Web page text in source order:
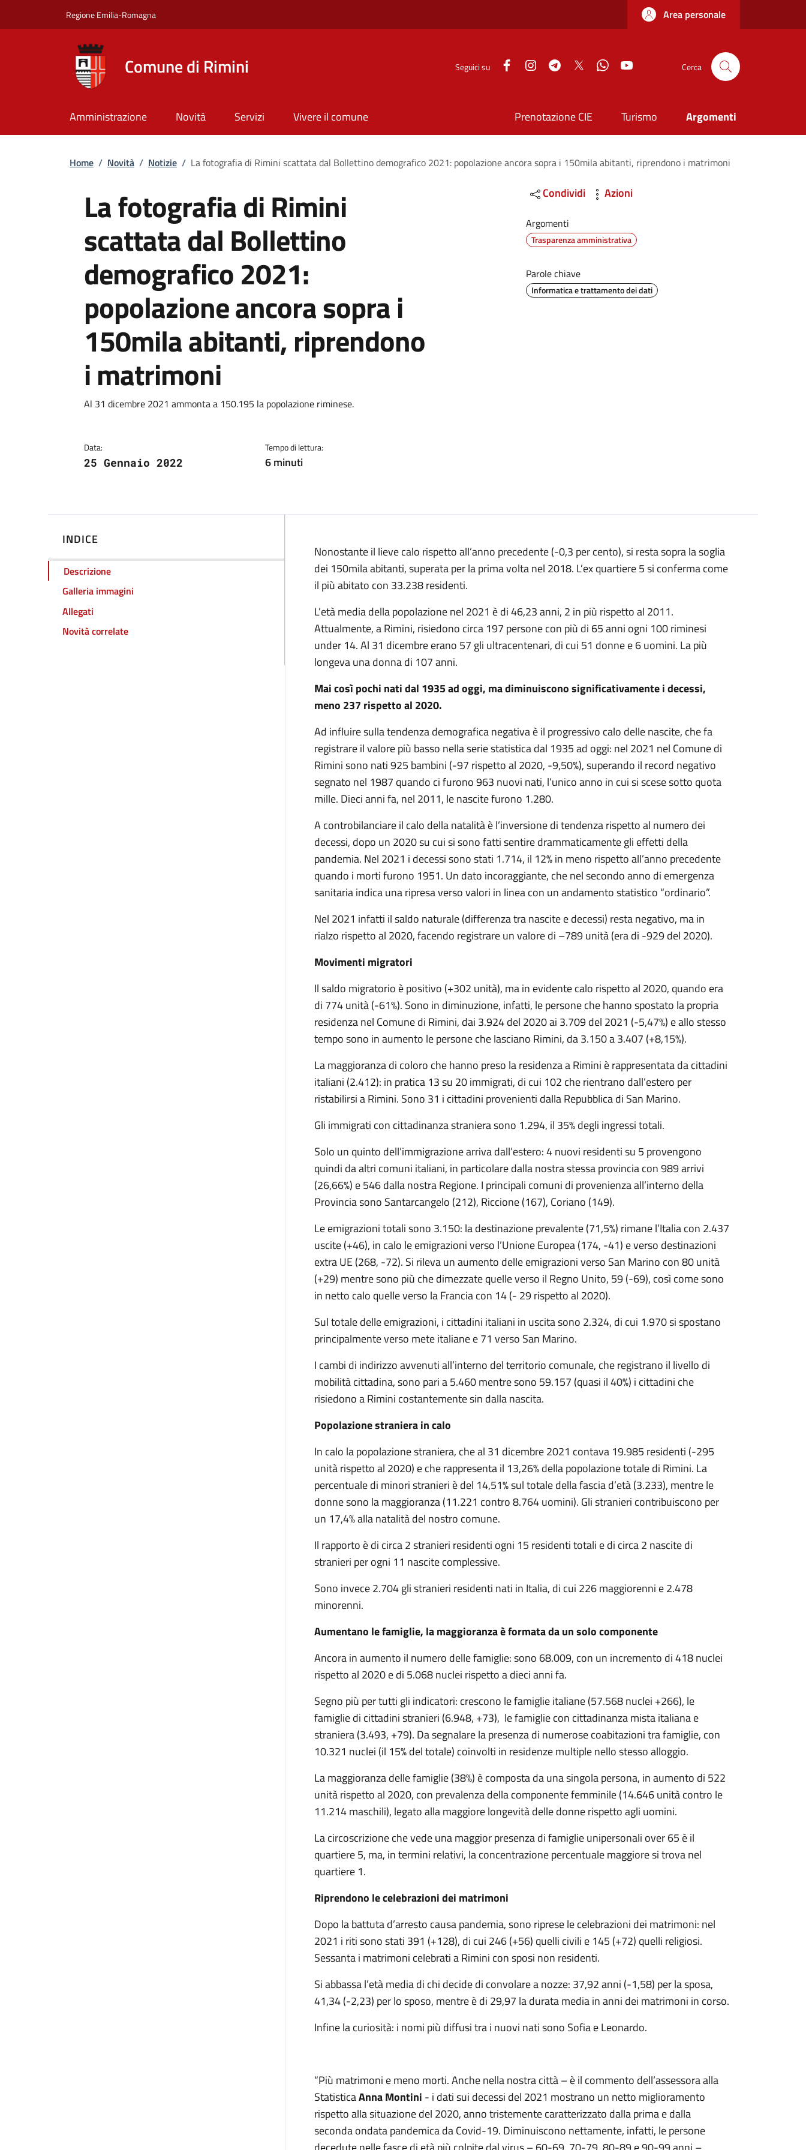
Regione Emilia-Romagna Area personale
Comune di Rimini Seguici su FacebookInstagramTelegramTwitter WhatsApp Cerca
Amministrazione Novità Servizi Vivere il comune Prenotazione CIE Turismo Argomenti
Briciole di pane
Home / Novità / Notizie / La fotografia di Rimini scattata dal Bollettino demografico 2021: popolazione ancora sopra i 150mila abitanti, riprendono i matrimoni
La fotografia di Rimini
scattata dal Bollettino
demografico 2021:
popolazione ancora sopra i
150mila abitanti, riprendono
i matrimoni
Dettagli
Descrizione breve
Al 31 dicembre 2021 ammonta a 150.195 la popolazione riminese.
Data:
25 Gennaio 2022
Tempo di lettura:
6 minuti
Condividi Azioni
Argomenti
Trasparenza amministrativa
Parole chiave
Informatica e trattamento dei dati
INDICE
Descrizione
Galleria immagini
Allegati
Novità correlate
Descrizione
Nonostante il lieve calo rispetto all’anno precedente (-0,3 per cento), si resta sopra la soglia
dei 150mila abitanti, superata per la prima volta nel 2018. L’ex quartiere 5 si conferma come
il più abitato con 33.238 residenti.
L’età media della popolazione nel 2021 è di 46,23 anni, 2 in più rispetto al 2011.
Attualmente, a Rimini, risiedono circa 197 persone con più di 65 anni ogni 100 riminesi
under 14. Al 31 dicembre erano 57 gli ultracentenari, di cui 51 donne e 6 uomini. La più
longeva una donna di 107 anni.
Mai così pochi nati dal 1935 ad oggi, ma diminuiscono significativamente i decessi,
meno 237 rispetto al 2020.
Ad influire sulla tendenza demografica negativa è il progressivo calo delle nascite, che fa
registrare il valore più basso nella serie statistica dal 1935 ad oggi: nel 2021 nel Comune di
Rimini sono nati 925 bambini (-97 rispetto al 2020, -9,50%), superando il record negativo
segnato nel 1987 quando ci furono 963 nuovi nati, l’unico anno in cui si scese sotto quota
mille. Dieci anni fa, nel 2011, le nascite furono 1.280.
A controbilanciare il calo della natalità è l’inversione di tendenza rispetto al numero dei
decessi, dopo un 2020 su cui si sono fatti sentire drammaticamente gli effetti della
pandemia. Nel 2021 i decessi sono stati 1.714, il 12% in meno rispetto all’anno precedente
quando i morti furono 1951. Un dato incoraggiante, che nel secondo anno di emergenza
sanitaria indica una ripresa verso valori in linea con un andamento statistico “ordinario”.
Nel 2021 infatti il saldo naturale (differenza tra nascite e decessi) resta negativo, ma in
rialzo rispetto al 2020, facendo registrare un valore di –789 unità (era di -929 del 2020).
Movimenti migratori
Il saldo migratorio è positivo (+302 unità), ma in evidente calo rispetto al 2020, quando era
di 774 unità (-61%). Sono in diminuzione, infatti, le persone che hanno spostato la propria
residenza nel Comune di Rimini, dai 3.924 del 2020 ai 3.709 del 2021 (-5,47%) e allo stesso
tempo sono in aumento le persone che lasciano Rimini, da 3.150 a 3.407 (+8,15%).
La maggioranza di coloro che hanno preso la residenza a Rimini è rappresentata da cittadini
italiani (2.412): in pratica 13 su 20 immigrati, di cui 102 che rientrano dall’estero per
ristabilirsi a Rimini. Sono 31 i cittadini provenienti dalla Repubblica di San Marino.
Gli immigrati con cittadinanza straniera sono 1.294, il 35% degli ingressi totali.
Solo un quinto dell’immigrazione arriva dall’estero: 4 nuovi residenti su 5 provengono
quindi da altri comuni italiani, in particolare dalla nostra stessa provincia con 989 arrivi
(26,66%) e 546 dalla nostra Regione. I principali comuni di provenienza all’interno della
Provincia sono Santarcangelo (212), Riccione (167), Coriano (149).
Le emigrazioni totali sono 3.150: la destinazione prevalente (71,5%) rimane l’Italia con 2.437
uscite (+46), in calo le emigrazioni verso l’Unione Europea (174, -41) e verso destinazioni
extra UE (268, -72). Si rileva un aumento delle emigrazioni verso San Marino con 80 unità
(+29) mentre sono più che dimezzate quelle verso il Regno Unito, 59 (-69), così come sono
in netto calo quelle verso la Francia con 14 (- 29 rispetto al 2020).
Sul totale delle emigrazioni, i cittadini italiani in uscita sono 2.324, di cui 1.970 si spostano
principalmente verso mete italiane e 71 verso San Marino.
I cambi di indirizzo avvenuti all’interno del territorio comunale, che registrano il livello di
mobilità cittadina, sono pari a 5.460 mentre sono 59.157 (quasi il 40%) i cittadini che
risiedono a Rimini costantemente sin dalla nascita.
Popolazione straniera in calo
In calo la popolazione straniera, che al 31 dicembre 2021 contava 19.985 residenti (-295
unità rispetto al 2020) e che rappresenta il 13,26% della popolazione totale di Rimini. La
percentuale di minori stranieri è del 14,51% sul totale della fascia d’età (3.233), mentre le
donne sono la maggioranza (11.221 contro 8.764 uomini). Gli stranieri contribuiscono per
un 17,4% alla natalità del nostro comune.
Il rapporto è di circa 2 stranieri residenti ogni 15 residenti totali e di circa 2 nascite di
stranieri per ogni 11 nascite complessive.
Sono invece 2.704 gli stranieri residenti nati in Italia, di cui 226 maggiorenni e 2.478
minorenni.
Aumentano le famiglie, la maggioranza è formata da un solo componente
Ancora in aumento il numero delle famiglie: sono 68.009, con un incremento di 418 nuclei
rispetto al 2020 e di 5.068 nuclei rispetto a dieci anni fa.
Segno più per tutti gli indicatori: crescono le famiglie italiane (57.568 nuclei +266), le
famiglie di cittadini stranieri (6.948, +73), le famiglie con cittadinanza mista italiana e
straniera (3.493, +79). Da segnalare la presenza di numerose coabitazioni tra famiglie, con
10.321 nuclei (il 15% del totale) coinvolti in residenze multiple nello stesso alloggio.
La maggioranza delle famiglie (38%) è composta da una singola persona, in aumento di 522
unità rispetto al 2020, con prevalenza della componente femminile (14.646 unità contro le
11.214 maschili), legato alla maggiore longevità delle donne rispetto agli uomini.
La circoscrizione che vede una maggior presenza di famiglie unipersonali over 65 è il
quartiere 5, ma, in termini relativi, la concentrazione percentuale maggiore si trova nel
quartiere 1.
Riprendono le celebrazioni dei matrimoni
Dopo la battuta d’arresto causa pandemia, sono riprese le celebrazioni dei matrimoni: nel
2021 i riti sono stati 391 (+128), di cui 246 (+56) quelli civili e 145 (+72) quelli religiosi.
Sessanta i matrimoni celebrati a Rimini con sposi non residenti.
Si abbassa l’età media di chi decide di convolare a nozze: 37,92 anni (-1,58) per la sposa,
41,34 (-2,23) per lo sposo, mentre è di 29,97 la durata media in anni dei matrimoni in corso.
Infine la curiosità: i nomi più diffusi tra i nuovi nati sono Sofia e Leonardo.
“Più matrimoni e meno morti. Anche nella nostra città – è il commento dell’assessora alla
StatisticaAnna Montini - i dati sui decessi del 2021 mostrano un netto miglioramento
rispetto alla situazione del 2020, anno tristemente caratterizzato dalla prima e dalla
seconda ondata pandemica da Covid-19. Diminuiscono nettamente, infatti, le persone